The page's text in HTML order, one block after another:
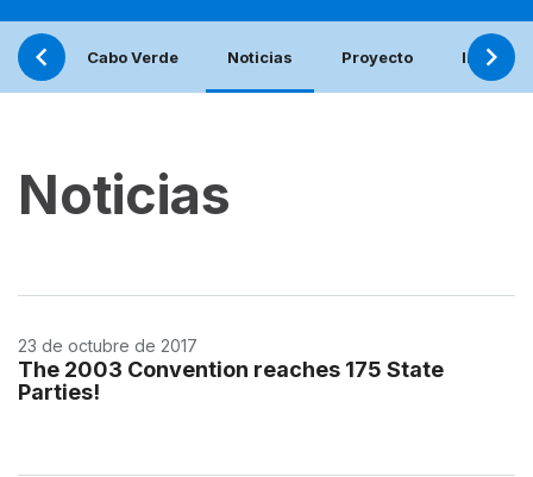
Cabo Verde Noticias Proyecto Informe
Noticias
23 de octubre de 2017
The 2003 Convention reaches 175 State
Parties!